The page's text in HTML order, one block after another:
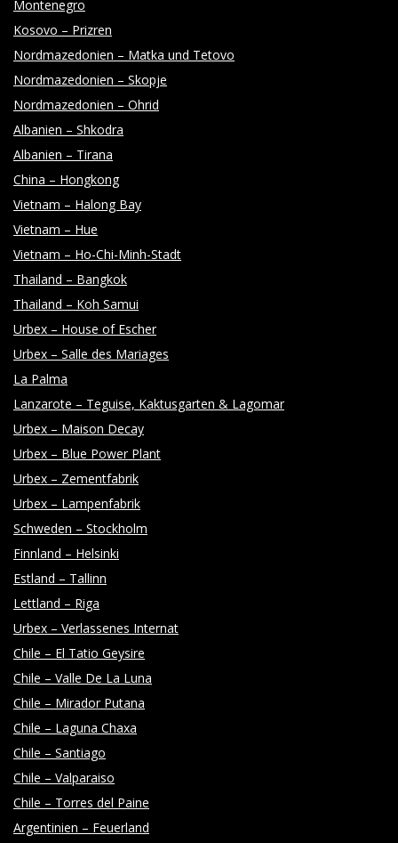
Montenegro
Kosovo – Prizren
Nordmazedonien – Matka und Tetovo
Nordmazedonien – Skopje
Nordmazedonien – Ohrid
Albanien – Shkodra
Albanien – Tirana
China – Hongkong
Vietnam – Halong Bay
Vietnam – Hue
Vietnam – Ho-Chi-Minh-Stadt
Thailand – Bangkok
Thailand – Koh Samui
Urbex – House of Escher
Urbex – Salle des Mariages
La Palma
Lanzarote – Teguise, Kaktusgarten & Lagomar
Urbex – Maison Decay
Urbex – Blue Power Plant
Urbex – Zementfabrik
Urbex – Lampenfabrik
Schweden – Stockholm
Finnland – Helsinki
Estland – Tallinn
Lettland – Riga
Urbex – Verlassenes Internat
Chile – El Tatio Geysire
Chile – Valle De La Luna
Chile – Mirador Putana
Chile – Laguna Chaxa
Chile – Santiago
Chile – Valparaiso
Chile – Torres del Paine
Argentinien – Feuerland